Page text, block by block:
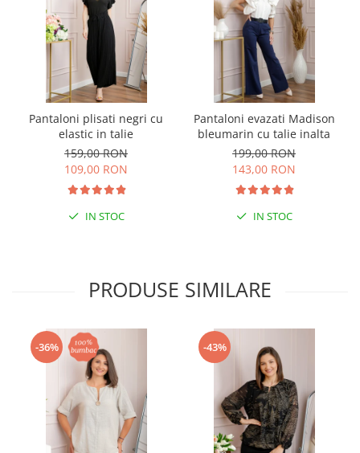
Pantaloni plisati negri cu
elastic in talie
159,00 RON
109,00 RON
IN STOC
Pantaloni evazati Madison
bleumarin cu talie inalta
199,00 RON
143,00 RON
IN STOC
PRODUSE SIMILARE
-36% -43%